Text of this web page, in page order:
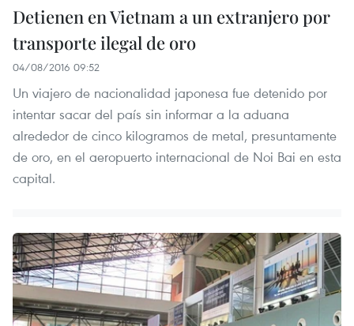
Detienen en Vietnam a un extranjero por
transporte ilegal de oro
04/08/2016 09:52
Un viajero de nacionalidad japonesa fue detenido por
intentar sacar del país sin informar a la aduana
alrededor de cinco kilogramos de metal, presuntamente
de oro, en el aeropuerto internacional de Noi Bai en esta
capital.